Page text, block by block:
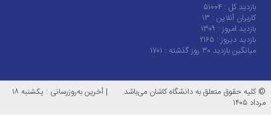
بازدید کل : ۵۱۰۰۴
کاربران آنلاین : ۱۳
بازدید امروز : ۱۳۰۹
بازدید دیروز : ۲۱۶۵
میانگین بازدید ۳۰ روز گذشته :
۱۷۰۱
© کلیه حقوق متعلق به دانشگاه کاشان می‌باشد. |
آخرین به‌روزرسانی : یکشنبه ۱۸
مرداد ۱۴۰۵